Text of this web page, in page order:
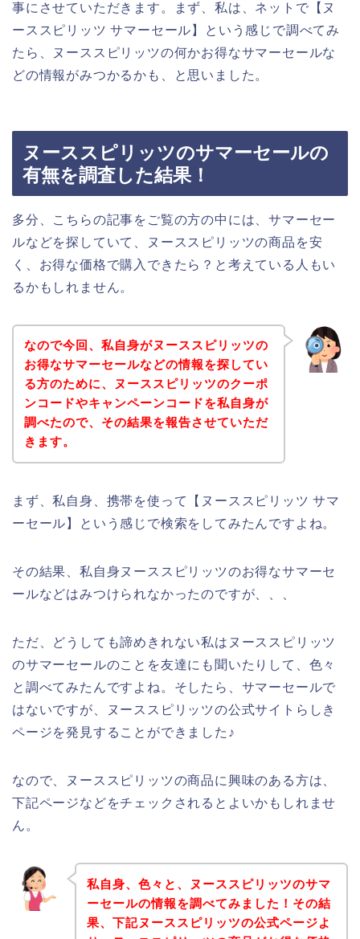
事にさせていただきます。まず、私は、ネットで【ヌ
ーススピリッツ サマーセール】という感じで調べてみ
たら、ヌーススピリッツの何かお得なサマーセールな
どの情報がみつかるかも、と思いました。
ヌーススピリッツのサマーセールの
有無を調査した結果！
多分、こちらの記事をご覧の方の中には、サマーセー
ルなどを探していて、ヌーススピリッツの商品を安
く、お得な価格で購入できたら？と考えている人もい
るかもしれません。
なので今回、私自身がヌーススピリッツの
お得なサマーセールなどの情報を探してい
る方のために、ヌーススピリッツのクーポ
ンコードやキャンペーンコードを私自身が
調べたので、その結果を報告させていただ
きます。
まず、私自身、携帯を使って【ヌーススピリッツ サマ
ーセール】という感じで検索をしてみたんですよね。
その結果、私自身ヌーススピリッツのお得なサマーセ
ールなどはみつけられなかったのですが、、、
ただ、どうしても諦めきれない私はヌーススピリッツ
のサマーセールのことを友達にも聞いたりして、色々
と調べてみたんですよね。そしたら、サマーセールで
はないですが、ヌーススピリッツの公式サイトらしき
ページを発見することができました♪
なので、ヌーススピリッツの商品に興味のある方は、
下記ページなどをチェックされるとよいかもしれませ
ん。
私自身、色々と、ヌーススピリッツのサマ
ーセールの情報を調べてみました！その結
果、下記ヌーススピリッツの公式ページよ